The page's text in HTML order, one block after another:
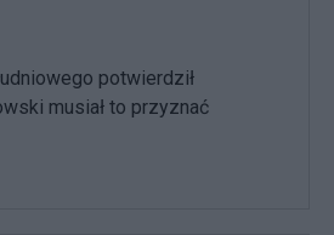
potwierdził
musiał to przyznać